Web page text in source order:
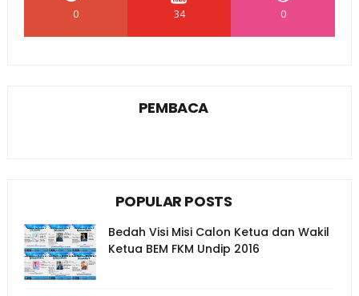
0 34 0
PEMBACA
POPULAR POSTS
Bedah Visi Misi Calon Ketua dan Wakil
Ketua BEM FKM Undip 2016